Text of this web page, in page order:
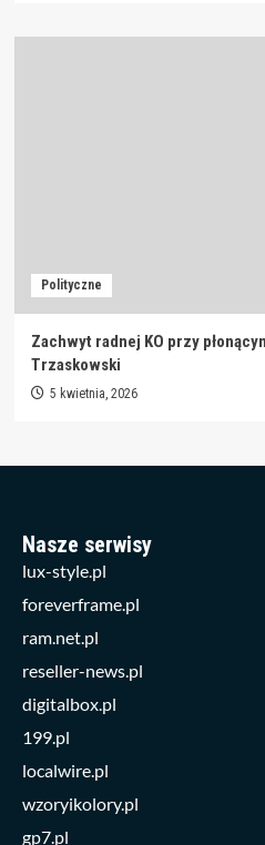
Polityczne
Zachwyt radnej KO przy
Trzaskowski
5 kwietnia, 2026
Nasze serwisy
lux-style.pl
foreverframe.pl
ram.net.pl
reseller-news.pl
digitalbox.pl
199.pl
localwire.pl
wzoryikolory.pl
gp7.pl